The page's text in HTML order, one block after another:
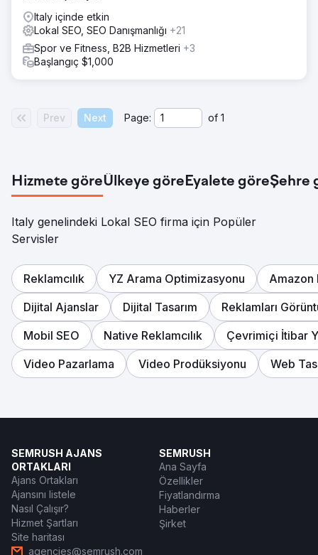
Bu kampanyayı başlattığımız Şubat ayından bu yana
ekibimiz, Vintage Folk'u Şubat ayındaki 93 Google
Organik Sayfa 1'inden günümüze 506'ya çıkarmayı
başardı ve yalnızca organik aramadan yapılan satışlar iki
Ajans sayfasına git
Italy içinde etkin
Lokal SEO, SEO Danışmanlığı +21
Spor ve Fitness, B2B Hizmetleri +3
Başlangıç $1,000
Prev Next Page: of 1
Hizmete göreÜlkeye göreEyalete göreŞehre
Italy genelindeki Lokal SEO firma için Popüler
Servisler
Reklamcılık YZ Arama Optimizasyonu
Amazon
Dijital Ajanslar
Dijital Tasarım
Reklamları
Mobil SEO
Native Reklamcılık
Çevrimiçi İtibar
Video Pazarlama
Video Prodüksiyonu Web
SEMRUSH AJANS
ORTAKLARI
Ajans Ortakları
Ajansını listele
Nasıl Çalışır?
Hizmet Şartları
Site haritası
agencies@semrush.com
SEMRUSH
Ana Sayfa
Özellikler
Fiyatlandırma
Haberler
Şirket